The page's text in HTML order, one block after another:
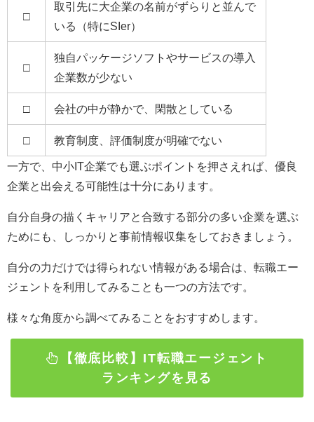
□
取引先に大企業の名前がずらりと並んで
いる（特にSIer）
□
独自パッケージソフトやサービスの導入
企業数が少ない
□ 会社の中が静かで、閑散としている
□ 教育制度、評価制度が明確でない
一方で、中小 IT企業でも選ぶポイントを押さえれば、優良
企業と出会える可能性は十分にあります。
自分自身の描くキャリアと合致する部分の多い企業を選ぶ
ためにも、しっかりと事前情報収集をしておきましょう。
自分の力だけでは得られない情報がある場合は、転職エー
ジェントを利用してみることも一つの方法です。
様々な角度から調べてみることをおすすめします。
【徹底比較】IT転職エージェント
ランキングを見る